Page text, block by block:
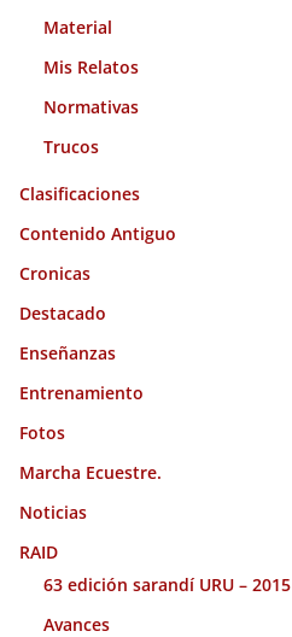
Material
Mis Relatos
Normativas
Trucos
Clasificaciones
Contenido Antiguo
Cronicas
Destacado
Enseñanzas
Entrenamiento
Fotos
Marcha Ecuestre.
Noticias
RAID
63 edición sarandí URU – 2015
Avances